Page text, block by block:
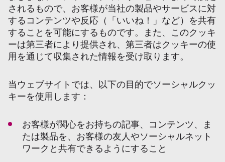
されるもので、お客様が当社の製品やサービスに対
するコンテンツや反応（「いいね！」など）を共有
することを可能にするものです。また、このクッキ
ーは第三者により提供され、第三者はクッキーの使
用を通じて収集された情報を受け取ります。
当ウェブサイトでは、以下の目的でソーシャルクッ
キーを使用します：
お客様が関心をお持ちの記事、コンテンツ、ま
たは製品を、お客様の友人やソーシャルネット
ワークと共有できるようにすること